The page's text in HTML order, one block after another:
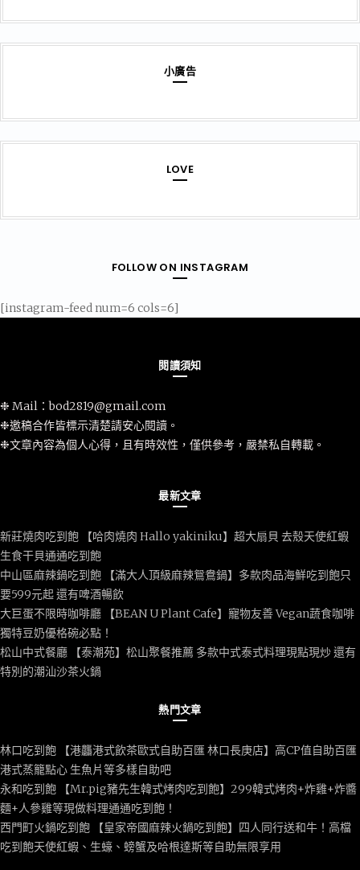
小廣告
LOVE
FOLLOW ON INSTAGRAM
[instagram-feed num=6 cols=6]
閱讀須知
❉ Mail：bod2819@gmail.com
❉邀稿合作皆標示清楚請安心閱讀。
❉文章內容為個人心得，且有時效性，僅供參考，嚴禁私自轉載。
最新文章
新莊燒肉吃到飽 【哈肉燒肉 Hallo yakiniku】超大扇貝 去殼天使紅蝦
生食干貝通通吃到飽
中山區麻辣鍋吃到飽 【滿大人頂級麻辣鴛鴦鍋】多款肉品海鮮吃到飽只
要599元起 還有啤酒暢飲
大巨蛋不限時咖啡廳 【BEAN U Plant Cafe】寵物友善 Vegan蔬食咖啡
獨特豆奶優格碗必點！
松山中式餐廳 【泰潮苑】松山聚餐推薦 多款中式泰式料理現點現炒 還有
特別的潮汕沙茶火鍋
熱門文章
林口吃到飽 【港龘港式飲茶歐式自助百匯 林口長庚店】高CP值自助百匯
港式蒸籠點心 生魚片等多樣自助吧
永和吃到飽 【Mr.pig豬先生韓式烤肉吃到飽】299韓式烤肉+炸雞+炸醬
麵+人參雞等現做料理通通吃到飽！
西門町火鍋吃到飽 【皇家帝國麻辣火鍋吃到飽】四人同行送和牛！高檔
吃到飽天使紅蝦、生蠔、螃蟹及哈根達斯等自助無限享用